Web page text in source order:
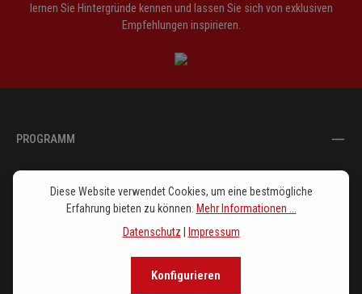
lernen Sie Hintergründe kennen und lassen Sie sich von exklusiven
Empfehlungen inspirieren.
PROGRAMM
Diese Website verwendet Cookies, um eine bestmögliche
Erfahrung bieten zu können. Mehr Informationen ...
Datenschutz | Impressum
Konfigurieren